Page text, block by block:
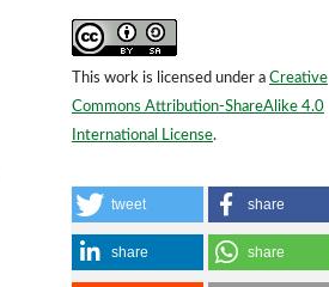
This work is licensed under a Creative
Commons Attribution-ShareAlike 4.0
International License.
tweet share
share share